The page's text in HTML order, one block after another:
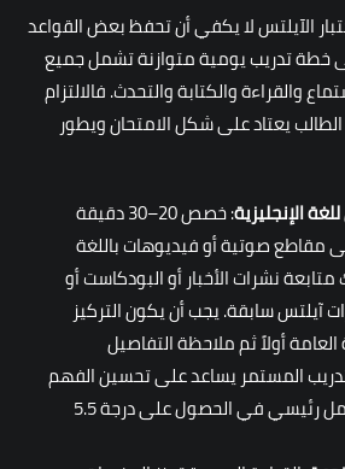
5.5 في اختبار الآيلتس لا يكفي أن تحفظ بعض القواعد
خطة تدريب يومية متوازنة تشمل جميع
والقراءة والكتابة والتحدث. فالالتزام
يعتاد على شكل الامتحان ويطور
الإنجليزية
: خصص 20–30 دقيقة
مقاطع صوتية أو فيديوهات باللغة
متابعة نشرات الأخبار أو البودكاست أو
آيلتس سابقة. يجب أن يكون التركيز
أولاً ثم ملاحظة التفاصيل
المستمر يساعد على تحسين الفهم
السمعي وهو عامل رئيسي في الحصول على درجة 5.5